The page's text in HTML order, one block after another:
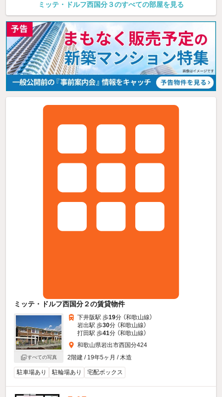
ミッテ・ドルフ西国分３のすべての部屋を見る
ミッテ・ドルフ西国分２の賃貸物件
すべての写真
下井阪駅 歩19分 （和歌山線）
岩出駅 歩30分 （和歌山線）
打田駅 歩41分 （和歌山線）
和歌山県岩出市西国分424
2階建 / 19年5ヶ月 / 木造
駐車場あり 駐輪場あり 宅配ボックス